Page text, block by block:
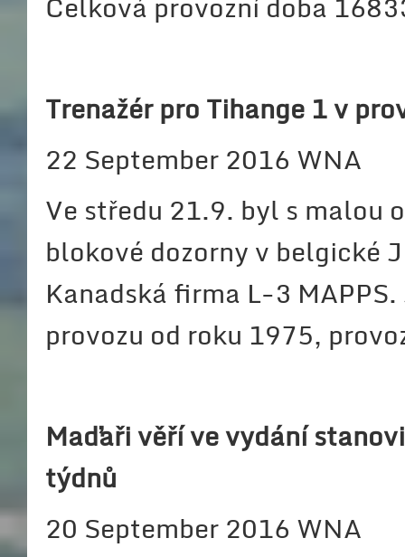
Trenažér pro Tihange 1 v
22 September 2016 WNA
Ve středu 21.9. byl s malou
blokové dozorny v belgické
Kanadská firma L-3
provozu od roku 1975,
Maďaři věří ve vydání
týdnů
20 September 2016 WNA